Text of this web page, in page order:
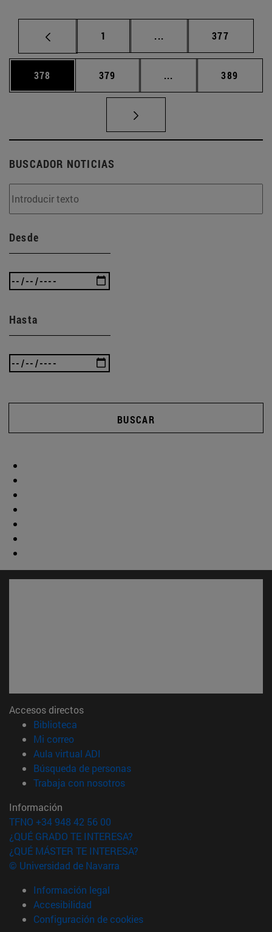
Página
1 ... Páginas intermedias
Página
377
Página
378 Página
379 ... Páginas intermedias
Página
389
BUSCADOR NOTICIAS
Desde
Hasta
BUSCAR
Accesos directos
Biblioteca
Mi correo(abre en nueva ventana)
Aula virtual ADI
Búsqueda de personas(abre en nueva ventana)
Trabaja con nosotros(abre en nueva ventana)
Información
TFNO +34 948 42 56 00
¿QUÉ GRADO TE INTERESA?
¿QUÉ MÁSTER TE INTERESA?
© Universidad de Navarra
Información legal
Accesibilidad
Configuración de cookies